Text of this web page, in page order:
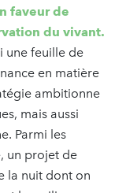
faveur de
du vivant.
une feuille de
en matière
ambitionne
mais aussi
Parmi les
un projet de
la nuit dont on